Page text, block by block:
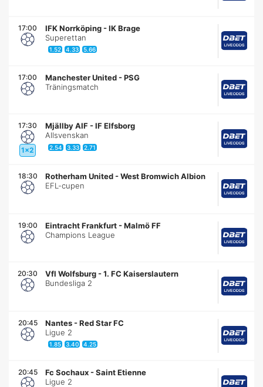
17:00 IFK Norrköping -IK Brage
Superettan
1.52 4.33 5.66
17:00 Manchester United -PSG
Träningsmatch
17:30
1x2
Mjällby AIF -IF Elfsborg
Allsvenskan
2.54 3.33 2.71
18:30 Rotherham United -West Bromwich Albion
EFL-cupen
19:00 Eintracht Frankfurt -Malmö FF
Champions League
20:30 Vfl Wolfsburg -1. FC Kaiserslautern
Bundesliga 2
20:45 Nantes -Red Star FC
Ligue 2
1.85 3.40 4.25
20:45 Fc Sochaux -Saint Etienne
Ligue 2